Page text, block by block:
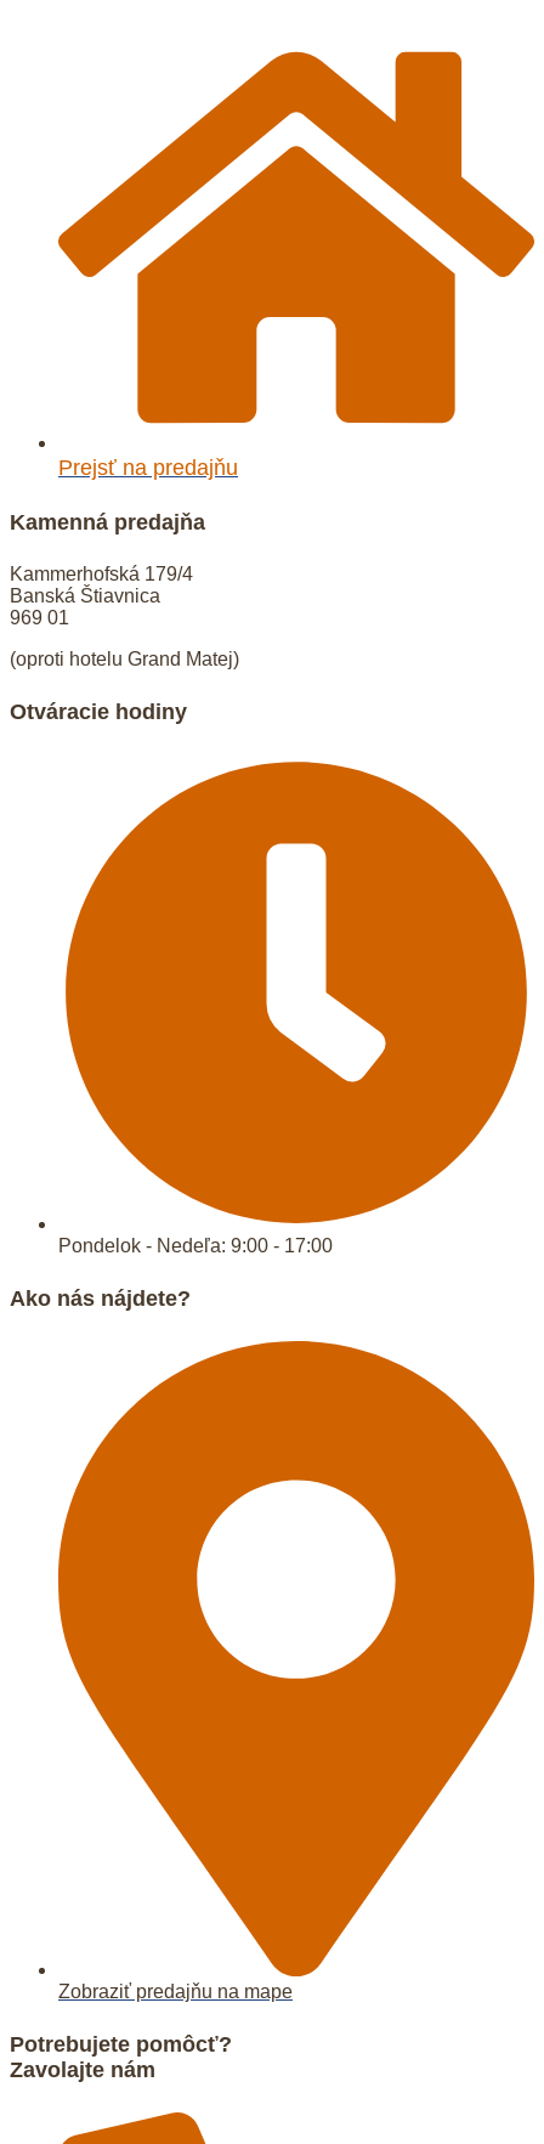
Prejsť na predajňu
Kamenná predajňa
Kammerhofská 179/4
Banská Štiavnica
969 01
(oproti hotelu Grand Matej)
Otváracie hodiny
Pondelok - Nedeľa: 9:00 - 17:00
Ako nás nájdete?
Zobraziť predajňu na mape
Potrebujete pomôcť?
Zavolajte nám